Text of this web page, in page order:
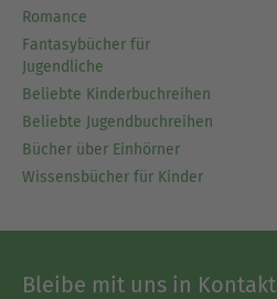
Romance
Fantasybücher für
Jugendliche
Beliebte Kinderbuchreihen
Beliebte Jugendbuchreihen
Bücher über Einhörner
Wissensbücher für Kinder
Bleibe mit uns in Kontakt